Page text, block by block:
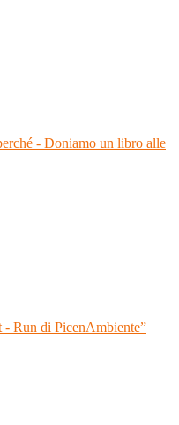
- Doniamo un libro alle
- Run di PicenAmbiente”